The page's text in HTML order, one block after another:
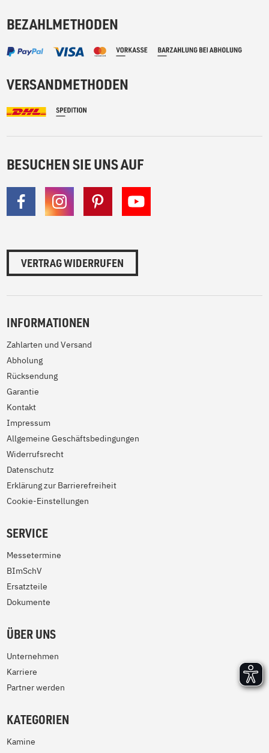
BEZAHLMETHODEN
VERSANDMETHODEN
BESUCHEN SIE UNS AUF
VERTRAG WIDERRUFEN
INFORMATIONEN
Zahlarten und Versand
Abholung
Rücksendung
Garantie
Kontakt
Impressum
Allgemeine Geschäftsbedingungen
Widerrufsrecht
Datenschutz
Erklärung zur Barrierefreiheit
Cookie-Einstellungen
SERVICE
Messetermine
BImSchV
Ersatzteile
Dokumente
ÜBER UNS
Unternehmen
Karriere
Partner werden
KATEGORIEN
Kamine